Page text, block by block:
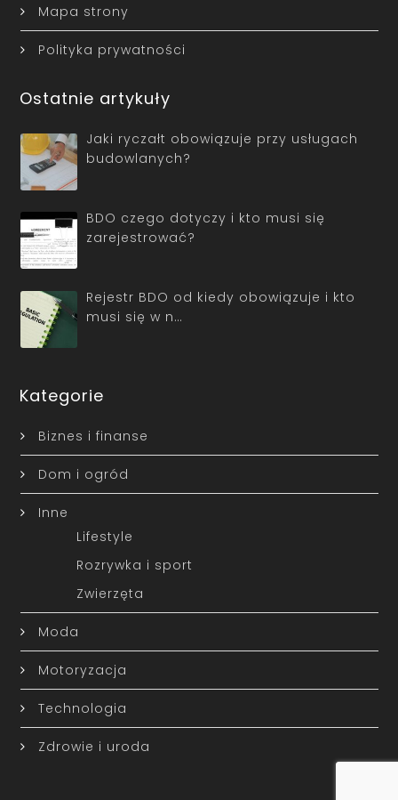
Mapa strony
Polityka prywatności
Ostatnie artykuły
Jaki ryczałt obowiązuje przy usługach
budowlanych?
BDO czego dotyczy i kto musi się
zarejestrować?
Rejestr BDO od kiedy obowiązuje i kto
musi się w n…
Kategorie
Biznes i finanse
Dom i ogród
Inne
Lifestyle
Rozrywka i sport
Zwierzęta
Moda
Motoryzacja
Technologia
Zdrowie i uroda